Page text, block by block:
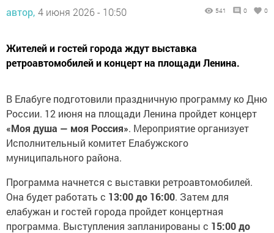
автор, 4 июня 2026 - 10:50 541 0 0
Жителей и гостей города ждут выставка
ретроавтомобилей и концерт на площади Ленина.
В Елабуге подготовили праздничную программу ко Дню
России. 12 июня на площади Ленина пройдет концерт
«Моя душа — моя Россия». Мероприятие организует
Исполнительный комитет Елабужского
муниципального района.
Программа начнется с выставки ретроавтомобилей.
Она будет работать с 13:00 до 16:00. Затем для
елабужан и гостей города пройдет концертная
программа. Выступления запланированы с 15:00 до